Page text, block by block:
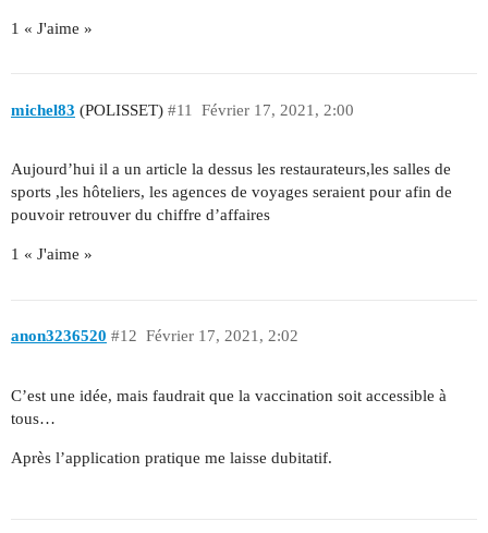
1 « J'aime »
michel83 (POLISSET) Février 17, 2021, 2:00
#11
Aujourd’hui il a un article la dessus les restaurateurs,les salles de
sports ,les hôteliers, les agences de voyages seraient pour afin de
pouvoir retrouver du chiffre d’affaires
1 « J'aime »
anon3236520 Février 17, 2021, 2:02
#12
C’est une idée, mais faudrait que la vaccination soit accessible à
tous…
Après l’application pratique me laisse dubitatif.